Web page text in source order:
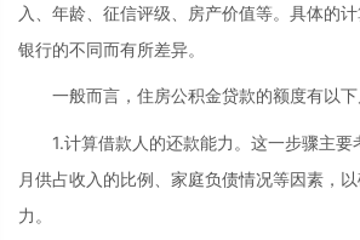
入、年龄、征信评级、房产价值等。具体的
银行的不同而有所差异。
一般而言，住房公积金贷款的额度有以下
1.计算借款人的还款能力。这一步骤主要
月供占收入的比例、家庭负债情况等因素，
力。